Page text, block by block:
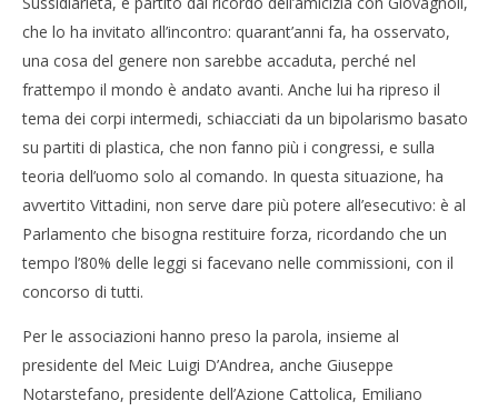
che lo ha invitato all’incontro: quarant’anni fa, ha osservato,
una cosa del genere non sarebbe accaduta, perché nel
frattempo il mondo è andato avanti. Anche lui ha ripreso il
tema dei corpi intermedi, schiacciati da un bipolarismo basato
su partiti di plastica, che non fanno più i congressi, e sulla
teoria dell’uomo solo al comando. In questa situazione, ha
avvertito Vittadini, non serve dare più potere all’esecutivo: è al
Parlamento che bisogna restituire forza, ricordando che un
tempo l’80% delle leggi si facevano nelle commissioni, con il
concorso di tutti.
Per le associazioni hanno preso la parola, insieme al
presidente del Meic Luigi D’Andrea, anche Giuseppe
Notarstefano, presidente dell’Azione Cattolica, Emiliano